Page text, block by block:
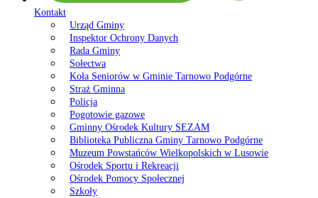
Kontakt
Urząd Gminy
Inspektor Ochrony Danych
Rada Gminy
Sołectwa
Koła Seniorów w Gminie Tarnowo Podgórne
Straż Gminna
Policja
Pogotowie gazowe
Gminny Ośrodek Kultury SEZAM
Biblioteka Publiczna Gminy Tarnowo Podgórne
Muzeum Powstańców Wielkopolskich w Lusowie
Ośrodek Sportu i Rekreacji
Ośrodek Pomocy Społecznej
Szkoły